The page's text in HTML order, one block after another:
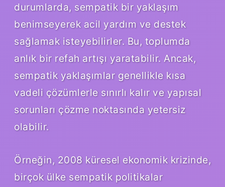
durumlarda, sempatik bir yaklaşım
benimseyerek acil yardım ve destek
sağlamak isteyebilirler. Bu, toplumda
anlık bir refah artışı yaratabilir. Ancak,
sempatik yaklaşımlar genellikle kısa
vadeli çözümlerle sınırlı kalır ve yapısal
sorunları çözme noktasında yetersiz
olabilir.
Örneğin, 2008 küresel ekonomik krizinde,
birçok ülke sempatik politikalar